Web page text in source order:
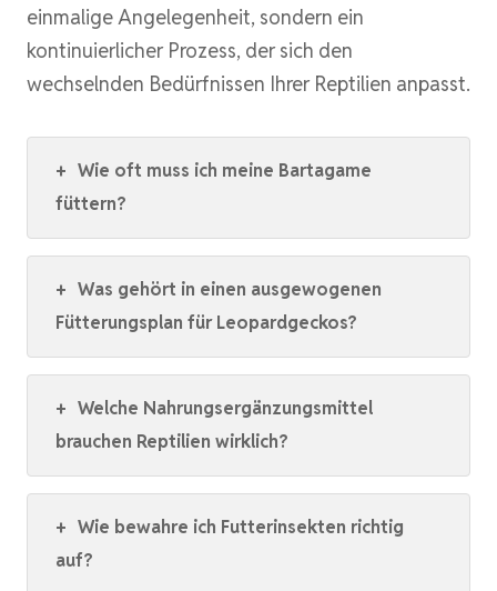
einmalige Angelegenheit, sondern ein
kontinuierlicher Prozess, der sich den
wechselnden Bedürfnissen Ihrer Reptilien anpasst.
+ Wie oft muss ich meine Bartagame
füttern?
+ Was gehört in einen ausgewogenen
Fütterungsplan für Leopardgeckos?
+ Welche Nahrungsergänzungsmittel
brauchen Reptilien wirklich?
+ Wie bewahre ich Futterinsekten richtig
auf?